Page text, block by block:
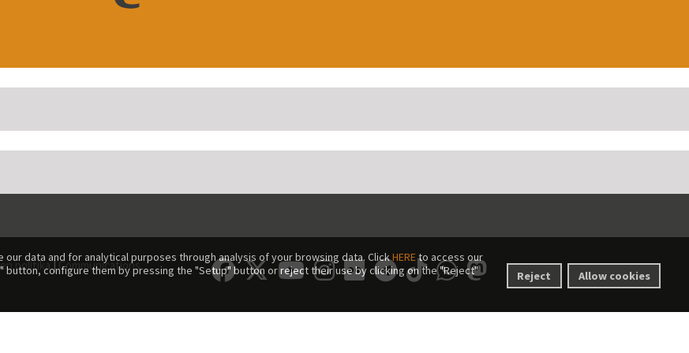
data and for analytical purposes through analysis of your browsing data. ClickHEREto access our
button, configure them by pressing the "Setup" button or reject their use by clicking on the "Reject"
Reject Allow cookies
politika|Communications